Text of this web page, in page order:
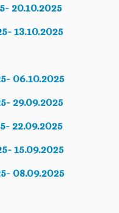
20.10.2025
13.10.2025
06.10.2025
29.09.2025
22.09.2025
15.09.2025
08.09.2025